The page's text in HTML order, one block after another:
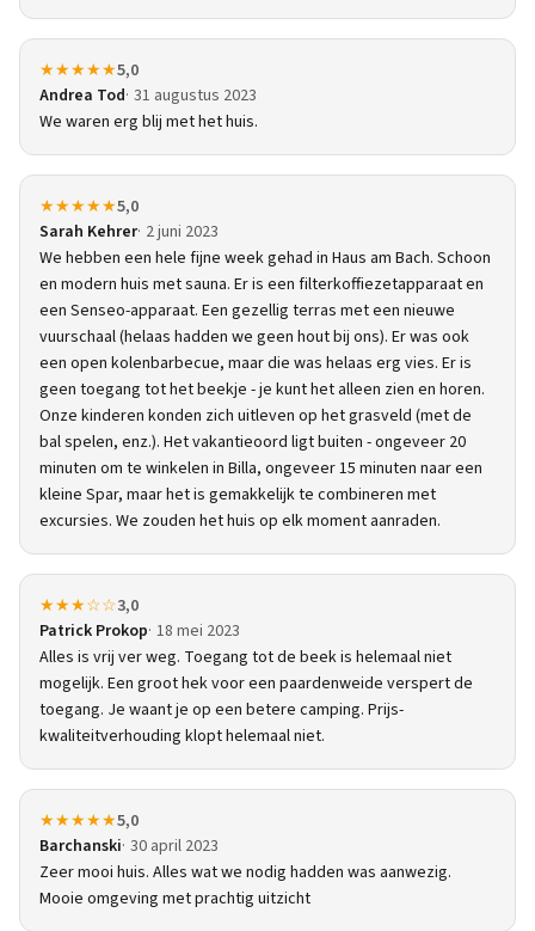
★★★★★5,0
Andrea Tod 31 augustus 2023
We waren erg blij met het huis.
★★★★★5,0
Sarah Kehrer 2 juni 2023
We hebben een hele fijne week gehad in Haus am Bach. Schoon
en modern huis met sauna. Er is een filterkoffiezetapparaat en
een Senseo-apparaat. Een gezellig terras met een nieuwe
vuurschaal (helaas hadden we geen hout bij ons). Er was ook
een open kolenbarbecue, maar die was helaas erg vies. Er is
geen toegang tot het beekje - je kunt het alleen zien en horen.
Onze kinderen konden zich uitleven op het grasveld (met de
bal spelen, enz.). Het vakantieoord ligt buiten - ongeveer 20
minuten om te winkelen in Billa, ongeveer 15 minuten naar een
kleine Spar, maar het is gemakkelijk te combineren met
excursies. We zouden het huis op elk moment aanraden.
★★★☆☆3,0
Patrick Prokop 18 mei 2023
Alles is vrij ver weg. Toegang tot de beek is helemaal niet
mogelijk. Een groot hek voor een paardenweide verspert de
toegang. Je waant je op een betere camping. Prijs-
kwaliteitverhouding klopt helemaal niet.
★★★★★5,0
Barchanski 30 april 2023
Zeer mooi huis. Alles wat we nodig hadden was aanwezig.
Mooie omgeving met prachtig uitzicht